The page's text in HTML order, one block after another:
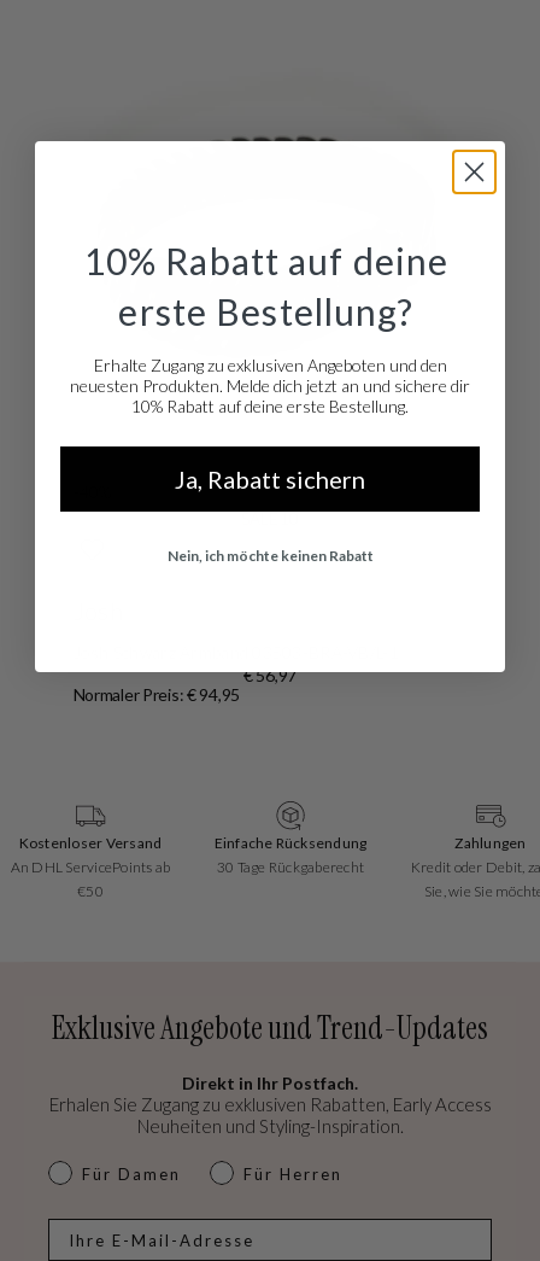
SALE10
€ 56,97
Normaler Preis: € 94,95
Kostenloser Versand
An DHL ServicePoints ab
€50
Einfache Rücksendung
30 Tage Rückgaberecht
Zahlungen
Kredit oder Debit,
Sie, wie Sie
Exklusive Angebote und Trend-Updates
Direkt in Ihr Postfach.
Erhalen Sie Zugang zu exklusiven Rabatten, Early Access
Neuheiten und Styling-Inspiration.
dames & heren
Für Damen Für Herren
10% Rabatt auf deine
erste Bestellung?
Erhalte Zugang zu exklusiven Angeboten und den
neuesten Produkten. Melde dich jetzt an und sichere dir
10% Rabatt auf deine erste Bestellung.
Ja, Rabatt sichern
Nein, ich möchte keinen Rabatt